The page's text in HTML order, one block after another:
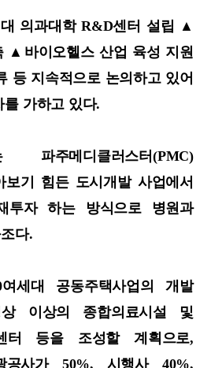
의과대학 R&D센터 설립 ▲
▲바이오헬스 산업 육성 지원
등 지속적으로 논의하고 있어
를 가하고 있다.
주메디클러스터(PMC)
기 힘든 도시개발 사업에서
투자 하는 방식으로 병원과
다.
세대 공동주택사업의 개발
이상의 종합의료시설 및
터 등을 조성할 계획으로,
공사가 50%, 시행사 40%,